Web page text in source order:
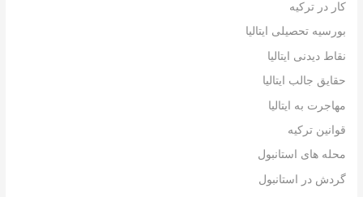
کار در ترکیه
بورسیه تحصیلی ایتالیا
نقاط دیدنی ایتالیا
حقایق جالب ایتالیا
مهاجرت به ایتالیا
قوانین ترکیه
محله های استانبول
گردش در استانبول